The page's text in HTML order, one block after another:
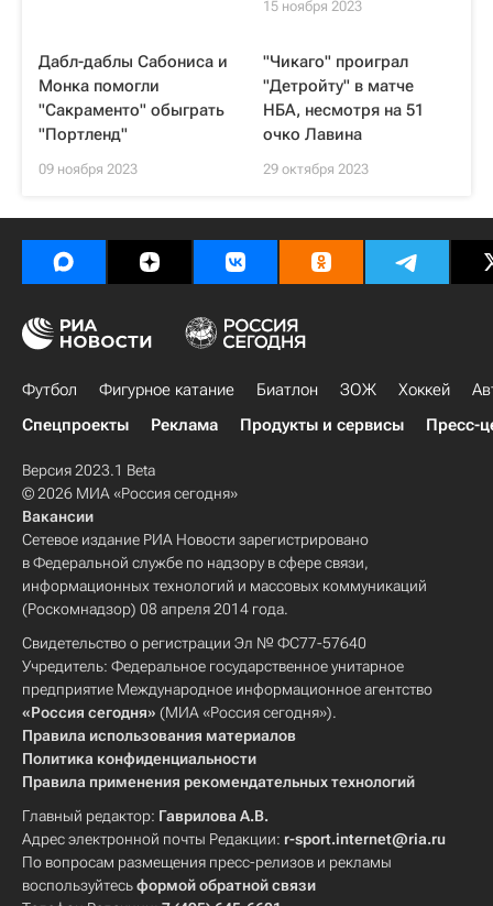
15 ноября 2023
Дабл-даблы Сабониса и
Монка помогли
"Сакраменто" обыграть
"Портленд"
09 ноября 2023
"Чикаго" проиграл
"Детройту" в матче
НБА, несмотря на 51
очко Лавина
29 октября 2023
Футбол Фигурное катание Биатлон ЗОЖ Хоккей
Спецпроекты
Реклама Продукты и сервисы Пресс-
Версия 2023.1 Beta
© 2026 МИА «Россия сегодня»
Вакансии
Сетевое издание РИА Новости зарегистрировано
в Федеральной службе по надзору в сфере связи,
информационных технологий и массовых коммуникаций
(Роскомнадзор) 08 апреля 2014 года.
Свидетельство о регистрации Эл № ФС77-57640
Учредитель: Федеральное государственное унитарное
предприятие Международное информационное агентство
«Россия сегодня» (МИА «Россия сегодня»).
Правила использования материалов
Политика конфиденциальности
Правила применения рекомендательных технологий
Главный редактор: Гаврилова А.В.
Адрес электронной почты Редакции: r-sport.internet@ria.ru
По вопросам размещения пресс-релизов и рекламы
воспользуйтесьформой обратной связи